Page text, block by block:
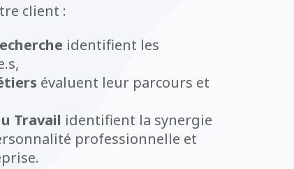
client :
identifient les
évaluent leur parcours et
Travail identifient la synergie
professionnelle et